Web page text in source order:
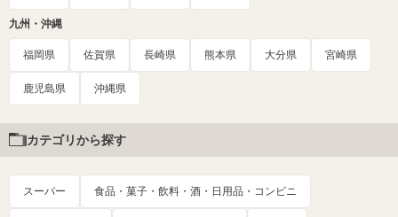
九州・沖縄
福岡県 佐賀県 長崎県 熊本県 大分県 宮崎県
鹿児島県 沖縄県
カテゴリから探す
スーパー 食品・菓子・飲料・酒・日用品・コンビニ